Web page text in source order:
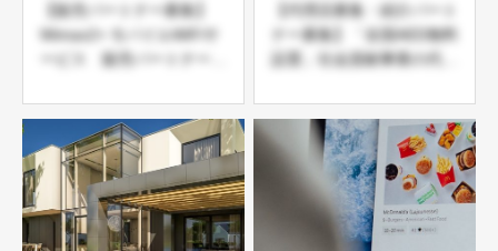
【販売パートナー募集】
Wimax2+ モバイルWiFiサ
ービス 販売パートナー募
【代理店募集・紹介パート
ナー募集】「全国AED無料
設置」社会貢献事業の代理